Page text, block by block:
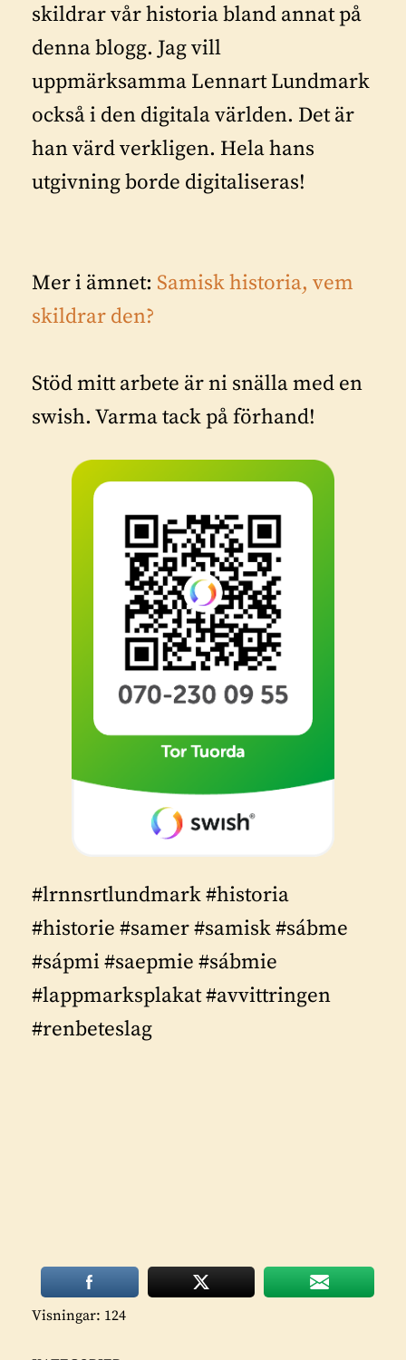
skildrar vår historia bland annat på
denna blogg. Jag vill
uppmärksamma Lennart Lundmark
också i den digitala världen. Det är
han värd verkligen. Hela hans
utgivning borde digitaliseras!
Mer i ämnet: Samisk historia, vem
skildrar den?
Stöd mitt arbete är ni snälla med en
swish. Varma tack på förhand!
#lrnnsrtlundmark #historia
#historie #samer #samisk #sábme
#sápmi #saepmie #sábmie
#lappmarksplakat #avvittringen
#renbeteslag
Visningar: 124